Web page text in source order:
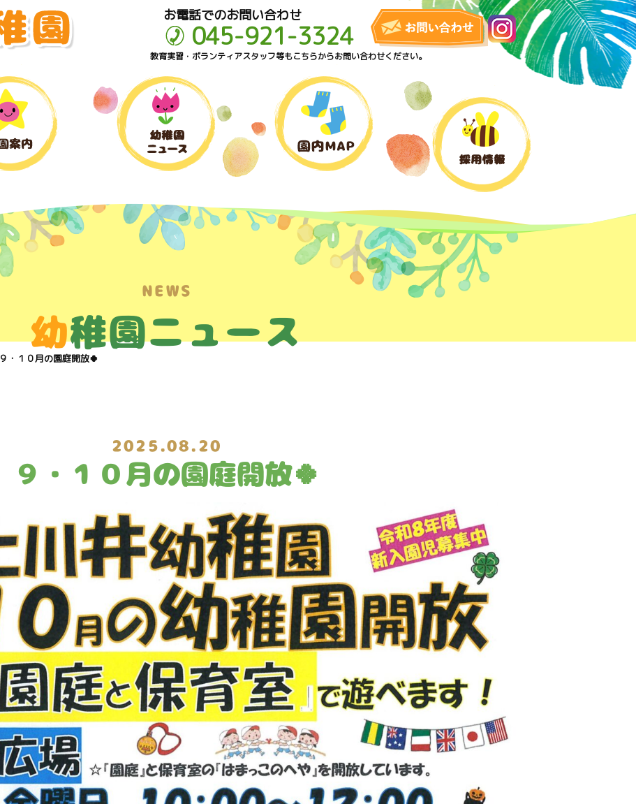
お電話でのお問い合わせ
045-921-3324
教育実習・ボランティアスタッフ等もこちらからお問い合わせください。
NEWS
幼稚園ニュース
９・１０月の園庭開放🍀
2025.08.20
９・１０月の園庭開放🍀